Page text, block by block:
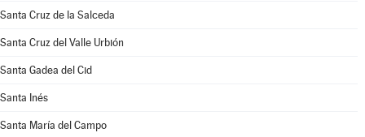
Santa Cruz de la Salceda
Santa Cruz del Valle Urbión
Santa Gadea del Cid
Santa Inés
Santa María del Campo